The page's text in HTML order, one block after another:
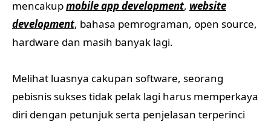
mencakupmobile app development, website
development, bahasa pemrograman, open source,
hardware dan masih banyak lagi.
Melihat luasnya cakupan software, seorang
pebisnis sukses tidak pelak lagi harus memperkaya
diri dengan petunjuk serta penjelasan terperinci